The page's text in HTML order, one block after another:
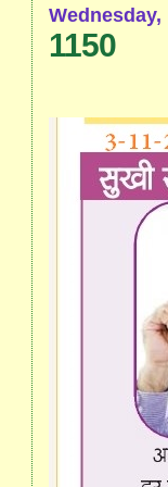
Wednesday,
1150